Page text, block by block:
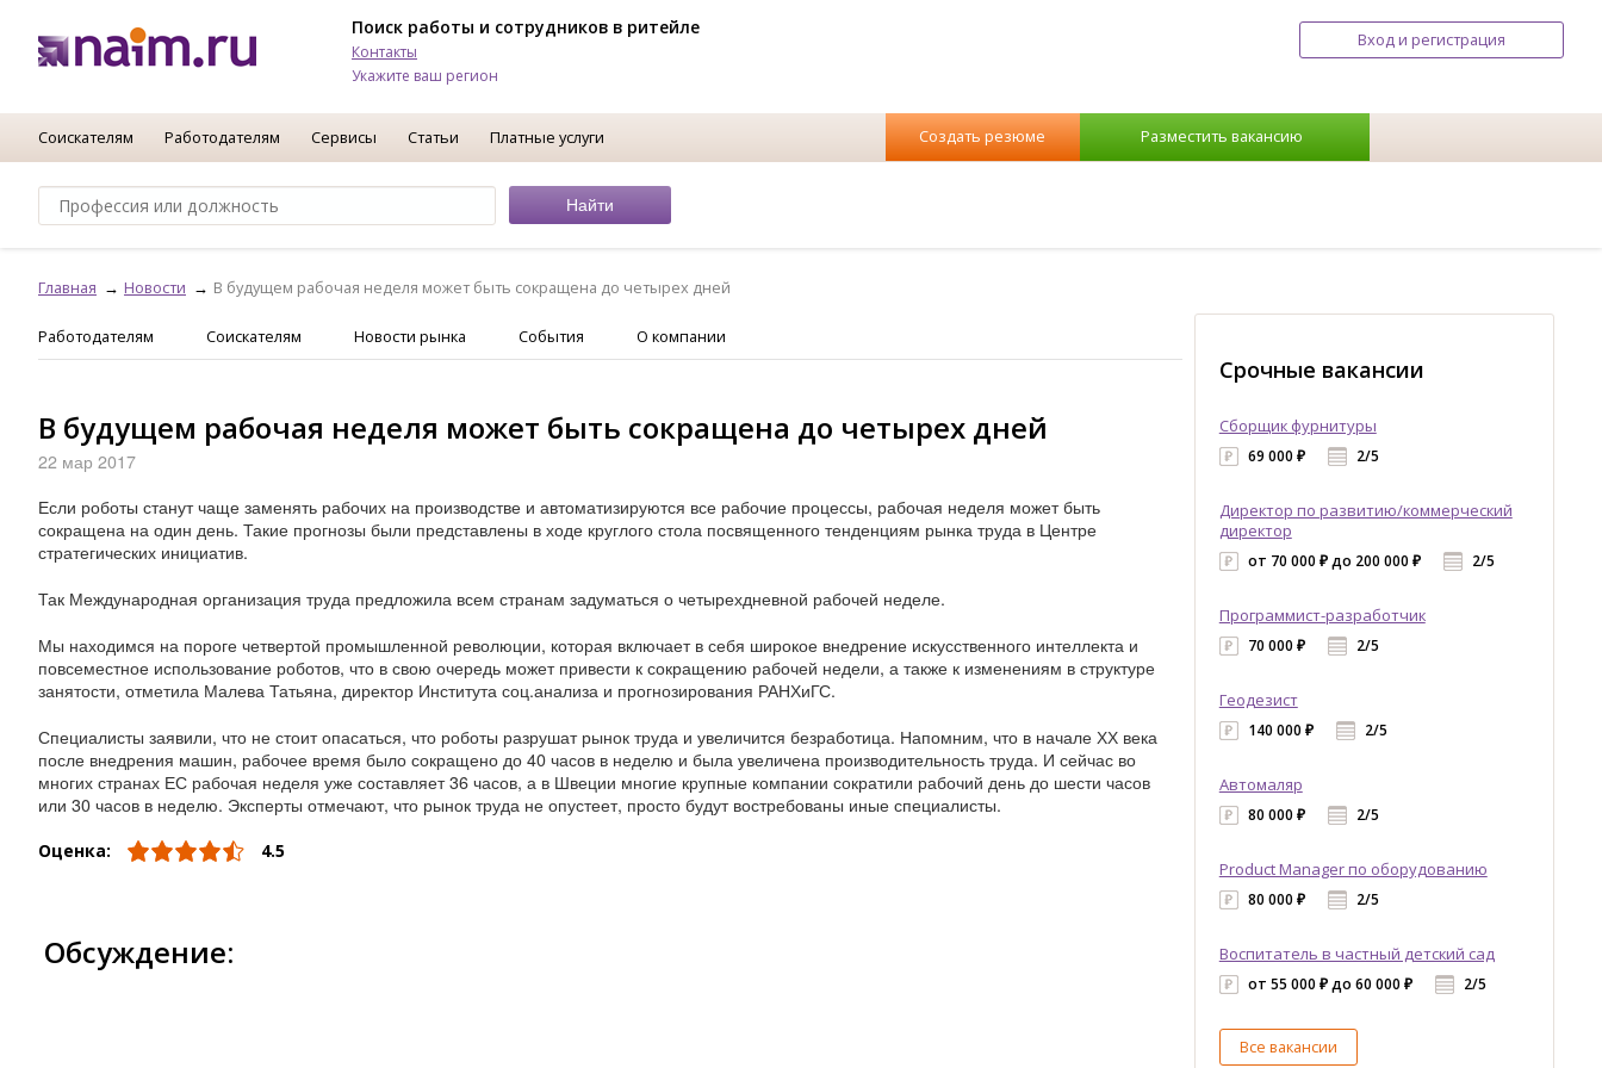
Поиск работы и сотрудников в ритейле
Контакты
Укажите ваш регион
Вход и регистрация
Соискателям Работодателям Сервисы Статьи Платные услуги Создать резюме Разместить вакансию
Главная Новости В будущем рабочая неделя может быть сокращена до четырех дней
Работодателям Соискателям Новости рынка События О компании
В будущем рабочая неделя может быть сокращена до четырех дней
22 мар 2017
Если роботы станут чаще заменять рабочих на производстве и автоматизируются все рабочие процессы, рабочая неделя может быть
сокращена на один день. Такие прогнозы были представлены в ходе круглого стола посвященного тенденциям рынка труда в Центре
стратегических инициатив.
Так Международная организация труда предложила всем странам задуматься о четырехдневной рабочей неделе.
Мы находимся на пороге четвертой промышленной революции, которая включает в себя широкое внедрение искусственного интеллекта и
повсеместное использование роботов, что в свою очередь может привести к сокращению рабочей недели, а также к изменениям в структуре
занятости, отметила Малева Татьяна, директор Института соц.анализа и прогнозирования РАНХиГС.
Специалисты заявили, что не стоит опасаться, что роботы разрушат рынок труда и увеличится безработица. Напомним, что в начале ХХ века
после внедрения машин, рабочее время было сокращено до 40 часов в неделю и была увеличена производительность труда. И сейчас во
многих странах ЕС рабочая неделя уже составляет 36 часов, а в Швеции многие крупные компании сократили рабочий день до шести часов
или 30 часов в неделю. Эксперты отмечают, что рынок труда не опустеет, просто будут востребованы иные специалисты.
Оценка: 4.5
Обсуждение:
Срочные вакансии
Сборщик фурнитуры
69 000 ₽ 2/5
Директор по развитию/коммерческий
директор
от 70 000 ₽ до 200 000 ₽ 2/5
Программист-разработчик
70 000 ₽ 2/5
Геодезист
140 000 ₽ 2/5
Автомаляр
80 000 ₽ 2/5
Product Manager по оборудованию
80 000 ₽ 2/5
Воспитатель в частный детский сад
от 55 000 ₽ до 60 000 ₽ 2/5
Все вакансии